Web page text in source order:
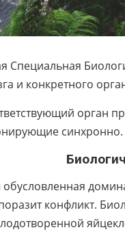
Специальная
и конкретного
орган
синхронно.
конфликт.